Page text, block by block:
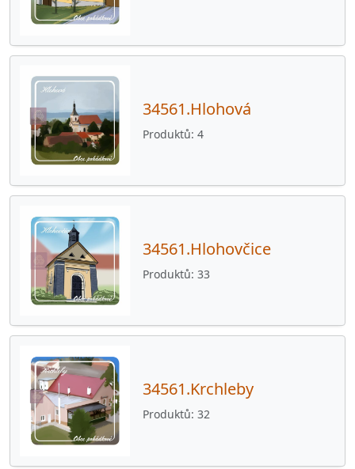
34561.Hlohová
Produktů 4
34561.Hlohovčice
Produktů 33
34561.Krchleby
Produktů 32